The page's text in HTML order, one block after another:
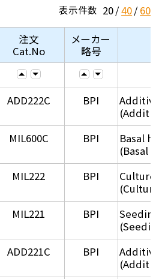
表示件数 20 40 60
注文
Cat.No
メーカー
略号
ADD222C BPI
MIL600C BPI
Basal
(Basal
MIL222 BPI
Culture
(Culture
MIL221 BPI
Seeding
ADD221C BPI